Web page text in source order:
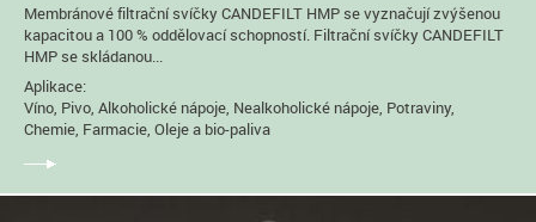
Membránové filtrační svíčky CANDEFILT HMP se vyznačují zvýšenou
kapacitou a 100 % oddělovací schopností. Filtrační svíčky CANDEFILT
HMP se skládanou...
Aplikace:
Víno, Pivo, Alkoholické nápoje, Nealkoholické nápoje, Potraviny,
Chemie, Farmacie, Oleje a bio-paliva